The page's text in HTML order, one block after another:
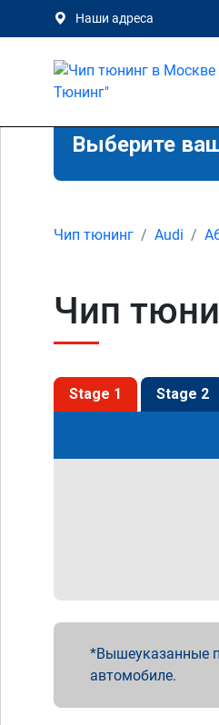
Наши адреса
Выберите
Чип тюнинг Audi
Чип
Stage 1 Stage 2
Вышеуказанные
автомобиле.